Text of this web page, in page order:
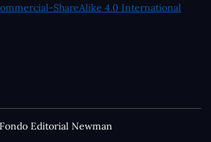
ShareAlike 4.0 International
Fondo Editorial Newman